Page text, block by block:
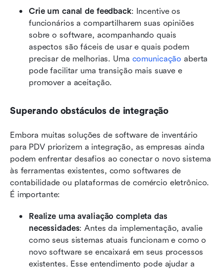
Crie um canal de feedback: Incentive os
funcionários a compartilharem suas opiniões
sobre o software, acompanhando quais
aspectos são fáceis de usar e quais podem
precisar de melhorias. Uma comunicação aberta
pode facilitar uma transição mais suave e
promover a aceitação.
Superando obstáculos de integração
Embora muitas soluções de software de inventário
para PDV priorizem a integração, as empresas ainda
podem enfrentar desafios ao conectar o novo sistema
às ferramentas existentes, como softwares de
contabilidade ou plataformas de comércio eletrônico.
É importante:
Realize uma avaliação completa das
necessidades: Antes da implementação, avalie
como seus sistemas atuais funcionam e como o
novo software se encaixará em seus processos
existentes. Esse entendimento pode ajudar a